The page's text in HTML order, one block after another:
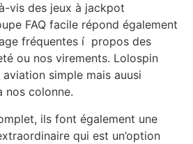
vis des jeux à jackpot
FAQ facile répond également
fréquentes í propos des
ou nos virements. Lolospin
simple mais auusi
nos colonne.
ils font également une
qui est un’option